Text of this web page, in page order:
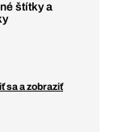
štítky a
sa a zobraziť